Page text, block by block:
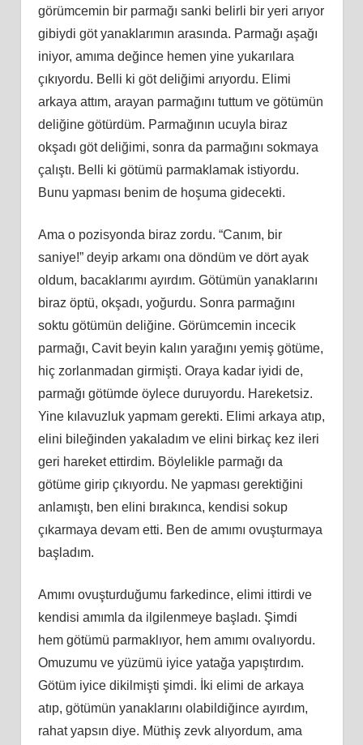
görümcemin bir parmağı sanki belirli bir yeri arıyor
gibiydi göt yanaklarımın arasında. Parmağı aşağı
iniyor, amıma değince hemen yine yukarılara
çıkıyordu. Belli ki göt deliğimi arıyordu. Elimi
arkaya attım, arayan parmağını tuttum ve götümün
deliğine götürdüm. Parmağının ucuyla biraz
okşadı göt deliğimi, sonra da parmağını sokmaya
çalıştı. Belli ki götümü parmaklamak istiyordu.
Bunu yapması benim de hoşuma gidecekti.
Ama o pozisyonda biraz zordu. “Canım, bir
saniye!” deyip arkamı ona döndüm ve dört ayak
oldum, bacaklarımı ayırdım. Götümün yanaklarını
biraz öptü, okşadı, yoğurdu. Sonra parmağını
soktu götümün deliğine. Görümcemin incecik
parmağı, Cavit beyin kalın yarağını yemiş götüme,
hiç zorlanmadan girmişti. Oraya kadar iyidi de,
parmağı götümde öylece duruyordu. Hareketsiz.
Yine kılavuzluk yapmam gerekti. Elimi arkaya atıp,
elini bileğinden yakaladım ve elini birkaç kez ileri
geri hareket ettirdim. Böylelikle parmağı da
götüme girip çıkıyordu. Ne yapması gerektiğini
anlamıştı, ben elini bırakınca, kendisi sokup
çıkarmaya devam etti. Ben de amımı ovuşturmaya
başladım.
Amımı ovuşturduğumu farkedince, elimi ittirdi ve
kendisi amımla da ilgilenmeye başladı. Şimdi
hem götümü parmaklıyor, hem amımı ovalıyordu.
Omuzumu ve yüzümü iyice yatağa yapıştırdım.
Götüm iyice dikilmişti şimdi. İki elimi de arkaya
atıp, götümün yanaklarını olabildiğince ayırdım,
rahat yapsın diye. Müthiş zevk alıyordum, ama